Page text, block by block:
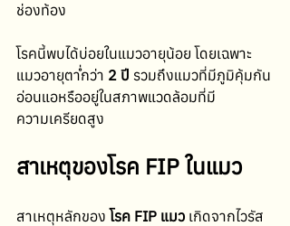
ช่องท้อง
โรคนี้พบได้บ่อยในแมวอายุน้อย โดยเฉพาะ
แมวอายุต่ำกว่า 2 ปี รวมถึงแมวที่มีภูมิคุ้มกัน
อ่อนแอหรืออยู่ในสภาพแวดล้อมที่มี
ความเครียดสูง
สาเหตุของโรค FIP ในแมว
สาเหตุหลักของ โรค FIP แมว เกิดจากไวรัส